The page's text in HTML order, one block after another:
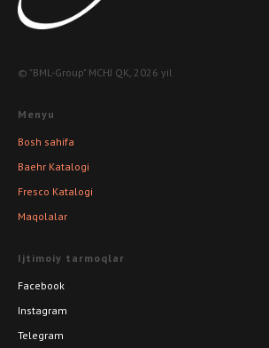
© "BML-Group" MCHJ QK, 2026 yil
Menyu
Bosh sahifa
Baehr Katalogi
Fresco Katalogi
Maqolalar
Ijtimoiy tarmoqlar
Facebook
Instagram
Telegram